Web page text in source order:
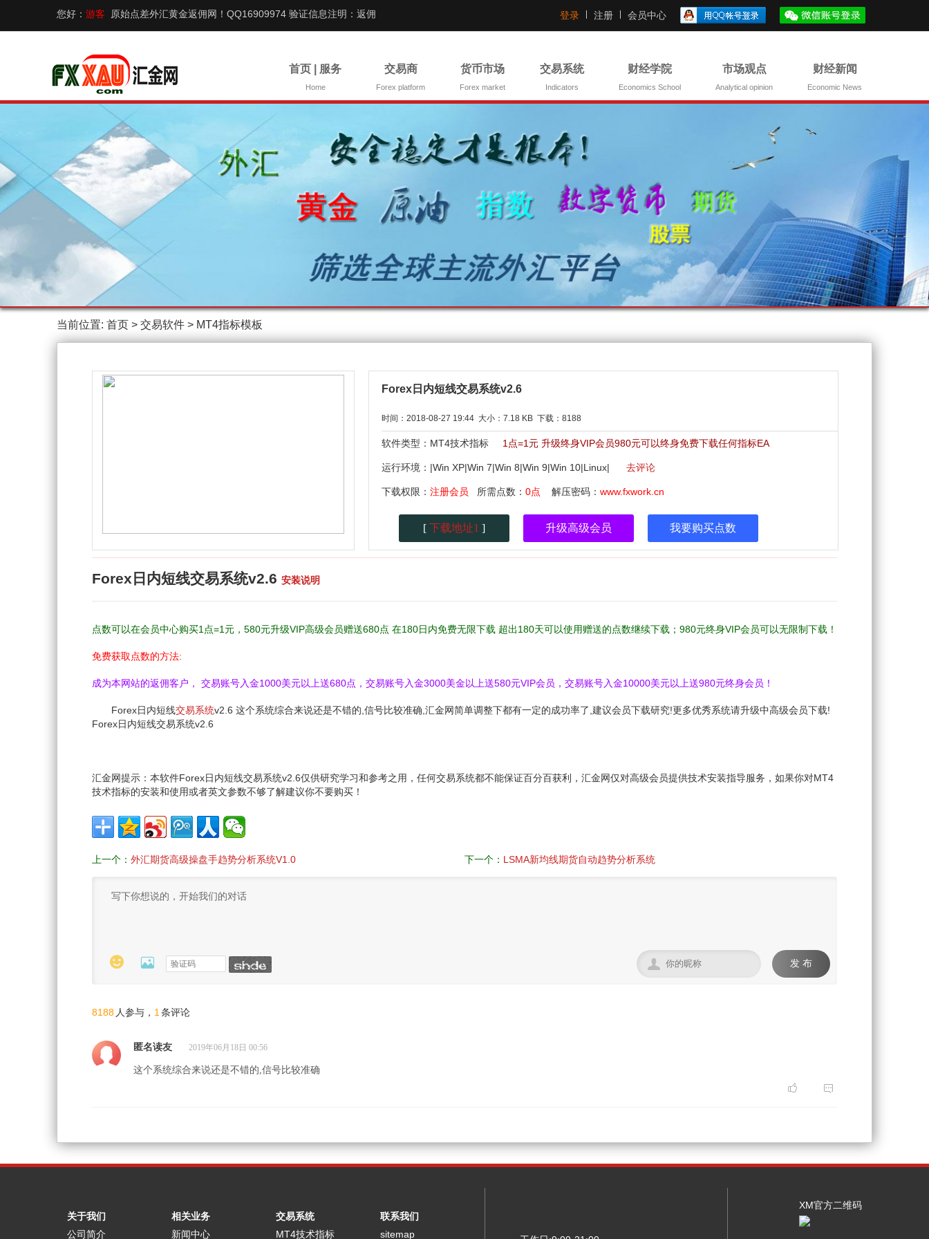
您好： 游客 原始点差外汇黄金返佣网！QQ16909974 验证信息注明：返佣 登录 注册 会员中心
首页 | 服务
Home
交易商
Forex platform
货币市场
Forex market
交易系统
Indicators
财经学院
Economics School
市场观点
Analytical opinion
财经新闻
Economic News
当前位置: 首页 > 交易软件 > MT4指标模板
Forex日内短线交易系统v2.6
时间：2018-08-27 19:44 大小：7.18 KB 下载：8188
软件类型：MT4技术指标 1点=1元 升级终身VIP会员980元可以终身免费下载任何指标EA
运行环境：|Win XP|Win 7|Win 8|Win 9|Win 10|Linux| 去评论
下载权限： 注册会员 所需点数： 0点 解压密码： www.fxwork.cn
[ 下载地址1 ] 升级高级会员 我要购买点数
Forex日内短线交易系统v2.6 安装说明
点数可以在会员中心购买1点=1元，580元升级VIP高级会员赠送680点 在180日内免费无限下载 超出180天可以使用赠送的点数继续下载；980元终身VIP会员可以无限制下载！
免费获取点数的方法:
成为本网站的返佣客户， 交易账号入金1000美元以上送680点，交易账号入金3000美金以上送580元VIP会员，交易账号入金10000美元以上送980元终身会员！
Forex日内短线交易系统v2.6 这个系统综合来说还是不错的,信号比较准确,汇金网简单调整下都有一定的成功率了,建议会员下载研究!更多优秀系统请升级中高级会员下载!
Forex日内短线交易系统v2.6
汇金网提示：本软件Forex日内短线交易系统v2.6仅供研究学习和参考之用，任何交易系统都不能保证百分百获利，汇金网仅对高级会员提供技术安装指导服务，如果你对MT4
技术指标的安装和使用或者英文参数不够了解建议你不要购买！
上一个： 外汇期货高级操盘手趋势分析系统V1.0 下一个： LSMA新均线期货自动趋势分析系统
  发 布

8188 人参与， 1 条评论
匿名读友 2019年06月18日 00:56
这个系统综合来说还是不错的,信号比较准确


关于我们
公司简介
相关业务
新闻中心
交易系统
MT4技术指标
联系我们
sitemap
XM官方二维码